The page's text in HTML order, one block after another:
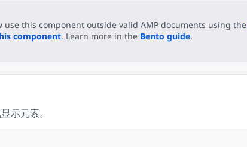
use this component outside valid AMP documents using the
component. Learn more in the Bento guide.
示元素。